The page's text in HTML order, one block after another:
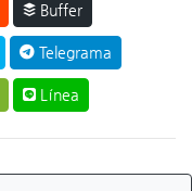
Buffer
Telegrama
Línea